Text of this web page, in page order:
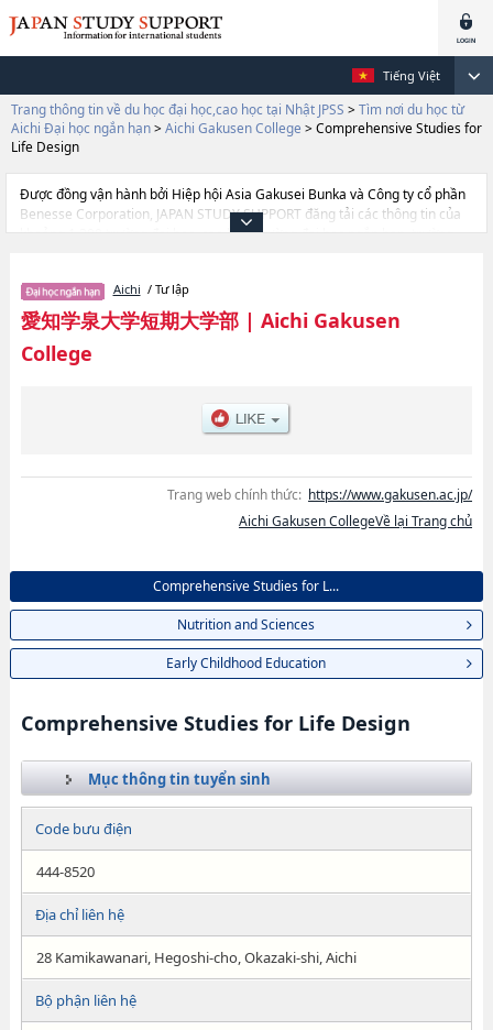
Tiếng Việt
Trang thông tin về du học đại học,cao học tại Nhật JPSS > Tìm nơi du học từ
Aichi Đại học ngắn hạn> Aichi Gakusen College > Comprehensive Studies for
Life Design
Được đồng vận hành bởi Hiệp hội Asia Gakusei Bunka và Công ty cổ phần
Benesse Corporation, JAPAN STUDY SUPPORT đăng tải các thông tin của
khoảng 1.300 trường đại học, cao học, trường đại học ngắn hạn, trường
tin cần thiết dành cho du học sinh, như là về các Ngành Comprehensive
Studies for Life DesignhoặcNgành Nutrition and ScienceshoặcNgành Early
Childhood Education, thông tin về từng ngành học, thông tin liên quan đến
thi tuyển như số lượng tuyển sinh, số lượng trúng tuyển, cở sở trang thiết
Aichi / Tư lập
愛知学泉大学短期大学部| Aichi Gakusen
College
Trang web chính thức: https://www.gakusen.ac.jp/
Aichi Gakusen CollegeVề lại Trang chủ
Comprehensive Studies for L...
Nutrition and Sciences
Early Childhood Education
Comprehensive Studies for Life Design
Mục thông tin tuyển sinh
Code bưu điện
444-8520
Địa chỉ liên hệ
28 Kamikawanari, Hegoshi-cho, Okazaki-shi, Aichi
Bộ phận liên hệ